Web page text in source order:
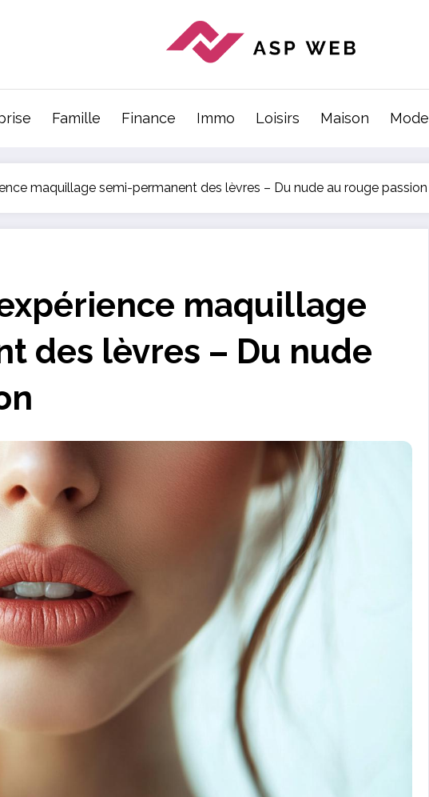
Famille Finance Immo Loisirs Maison Mode
maquillage semi-permanent des lèvres – Du nude au rouge passion
maquillage
des lèvres – Du nude